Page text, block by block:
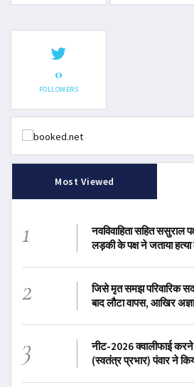
0
FOLLOWERS
Most Viewed
1
नवविवाहिता सहित ससुराल
लड़की के पक्ष ने जताया
2
जिसे मृत समझ परिवारिक
बाद लौटा वापस, आखिर
3
नीट-2026 क्वालीफाई करने
(स्वतंत्र प्रभार) पंवार ने